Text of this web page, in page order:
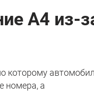
А4 из-
которому
номера, а